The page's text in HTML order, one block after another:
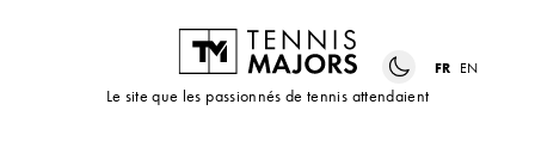
Le site que les passionnés de tennis attendaient
FR EN